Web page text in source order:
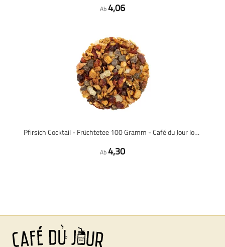
Ab4,06
Pfirsich Cocktail - Früchtetee 100 Gramm - Café du Jour loser Tee
Ab4,30